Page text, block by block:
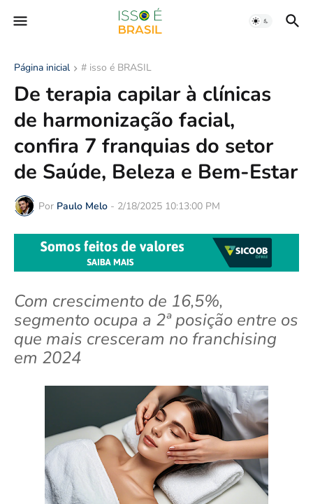
Página inicial # isso é BRASIL
De terapia capilar à clínicas
de harmonização facial,
confira 7 franquias do setor
de Saúde, Beleza e Bem-Estar
Por Paulo Melo - 2/18/2025 10:13:00 PM
Com crescimento de 16,5%,
segmento ocupa a 2ª posição entre os
que mais cresceram no franchising
em 2024